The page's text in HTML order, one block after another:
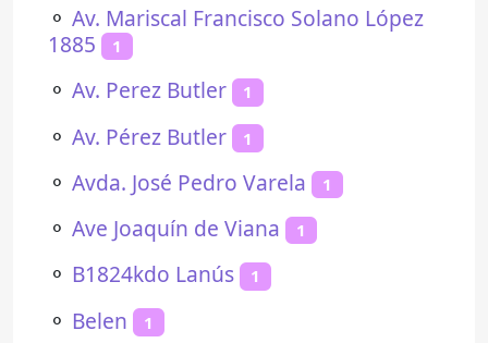
⚬ Av. Mariscal Francisco Solano López
1885
1
⚬ Av. Perez Butler 1
⚬ Av. Pérez Butler 1
⚬ Avda. José Pedro Varela 1
⚬ Ave Joaquín de Viana 1
⚬ B1824kdo Lanús 1
⚬ Belen 1